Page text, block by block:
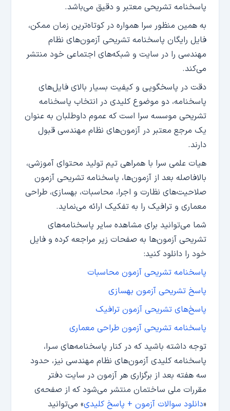
پاسخنامه تشریحی معتبر و دقیق می‌باشد.
به همین منظور سرا همواره در کوتاه‌ترین زمان ممکن،
فایل رایگان پاسخنامه تشریحی آزمون‌های نظام
مهندسی را در سایت و شبکه‌های اجتماعی خود منتشر
می‌کند.
دقت در پاسخگویی و کیفیت بسیار بالای فایل‌های
پاسخنامه‌، دو موضوع کلیدی در انتخاب پاسخنامه
تشریحی موسسه سرا است که عموم داوطلبان به عنوان
یک مرجع معتبر در آزمون‌های نظام مهندسی قبول
دارند.
هیات علمی سرا با همراهی تیم تولید محتوای آموزشی،
بالافاصله بعد از آزمون‌ها، پاسخنامه تشریحی آزمون
صلاحیت‌های نظارت و اجرا، محاسبات، بهسازی، طراحی
معماری و ترافیک را به تفکیک ارائه می‌نماید.
شما می‌توانید برای مشاهده سایر پاسخنامه‌های
تشریحی آزمون‌ها به صفحات زیر مراجعه کرده و فایل
خود را دانلود کنید:
پاسخنامه تشریحی آزمون محاسبات
پاسخ تشریحی آزمون بهسازی
پاسخ‌های تشریحی آزمون ترافیک
پاسخنامه تشریحی آزمون طراحی معماری
توجه داشته باشید که در کنار پاسخنامه‌های سـرا،
پاسخنامه کلیدی آزمون‌های نظام مهندسی نیز، حدود
سه هفته بعد از برگزاری هر آزمون در سایت دفتر
مقررات ملی ساختمان منتشر می‌شود که از صفحه‌ی
«دانلود سوالات آزمون + پاسخ کلیدی» می‌توانید